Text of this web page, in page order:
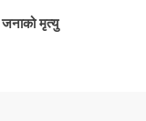
जनाको मृत्यु